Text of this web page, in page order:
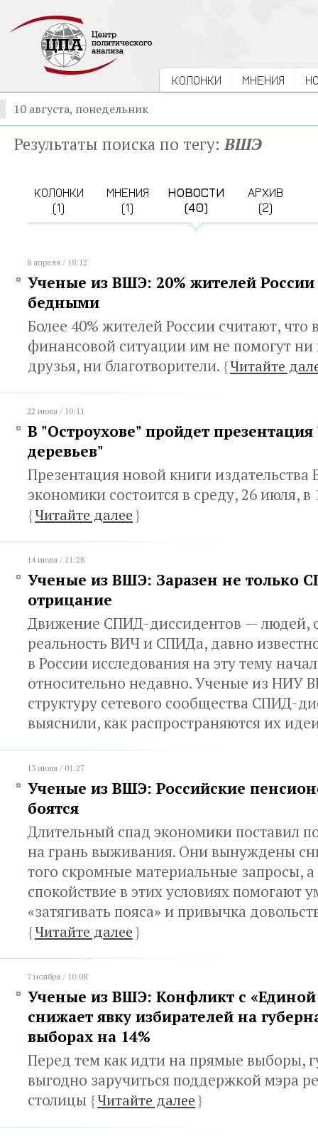
КОЛОНКИ МНЕНИЯ
10 августа, понедельник
Результаты поиска по тегу:ВШЭ
КОЛОНКИ
(1)
МНЕНИЯ
(1)
НОВОСТИ
(40)
АРХИВ
(2)
8 апреля / 18:12
Ученые из ВШЭ: 20% жителей России
бедными
Более 40% жителей России считают, что
финансовой ситуации им не помогут ни
друзья, ни благотворители. {Читайте
22 июля / 10:11
В "Остроухове" пройдет
деревьев"
Презентация новой книги
экономики состоится в среду, 26 июля, в
{Читайте далее}
14 июля / 11:28
Ученые из ВШЭ: Заразен не только
отрицание
Движение СПИД-диссидентов — людей,
реальность ВИЧ и СПИДа, давно
в России исследования на эту тему
относительно недавно. Ученые из НИУ
структуру сетевого сообщества СПИД-
выяснили, как распространяются их
13 июля / 01:27
Ученые из ВШЭ: Российские
боятся
Длительный спад экономики поставил
на грань выживания. Они вынуждены
того скромные материальные запросы, а
спокойствие в этих условиях помогают
«затягивать пояса» и привычка
{Читайте далее}
7 ноября / 10:08
Ученые из ВШЭ: Конфликт с «Единой
снижает явку избирателей на
выборах на 14%
Перед тем как идти на прямые выборы,
выгодно заручиться поддержкой мэра
столицы {Читайте далее}